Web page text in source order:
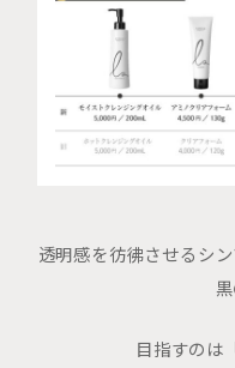
透明感を彷彿させるシ
目指すのは